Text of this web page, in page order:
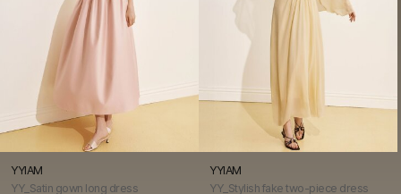
YYIAM
YY_Satin gown long dress
YYIAM
YY_Stylish fake two-piece dress